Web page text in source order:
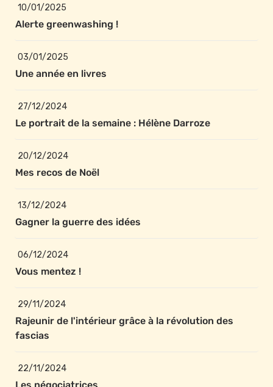
Alerte greenwashing !
10/01/2025
Une année en livres
03/01/2025
Le portrait de la semaine : Hélène Darroze
27/12/2024
Mes recos de Noël
20/12/2024
Gagner la guerre des idées
13/12/2024
Vous mentez !
06/12/2024
Rajeunir de l'intérieur grâce à la révolution des
fascias
29/11/2024
22/11/2024